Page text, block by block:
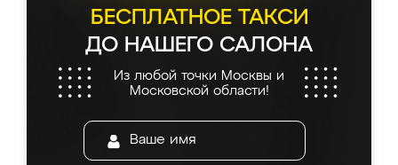
БЕСПЛАТНОЕ ТАКСИ
ДО НАШЕГО САЛОНА
Из любой точки Москвы и
Московской области!